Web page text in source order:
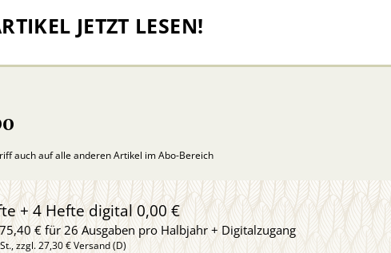
JETZT LESEN!
auch auf alle anderen Artikel im Abo-Bereich
+ 4 Hefte digital 0,00 €
75,40 € für 26 Ausgaben pro Halbjahr + Digitalzugang
zzgl. 27,30 € Versand (D)